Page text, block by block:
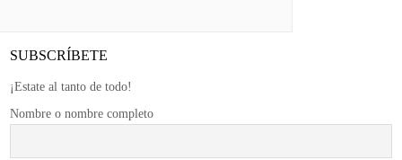
SUBSCRÍBETE
¡Estate al tanto de todo!
Nombre o nombre completo